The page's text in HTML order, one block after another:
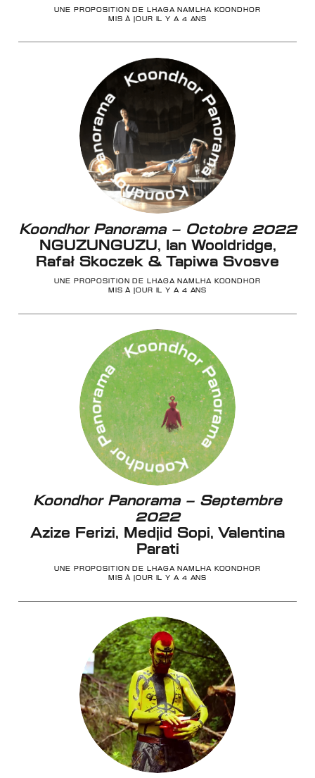
UNE PROPOSITION DE LHAGA NAMLHA KOONDHOR
MIS À JOUR IL Y A 4 ANS
Koondhor Panorama – Octobre 2022
NGUZUNGUZU, Ian Wooldridge,
Rafał Skoczek & Tapiwa Svosve
UNE PROPOSITION DE LHAGA NAMLHA KOONDHOR
MIS À JOUR IL Y A 4 ANS
Koondhor Panorama – Septembre
2022
Azize Ferizi, Medjid Sopi, Valentina
Parati
UNE PROPOSITION DE LHAGA NAMLHA KOONDHOR
MIS À JOUR IL Y A 4 ANS